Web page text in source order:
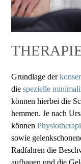
Grundlage der
die spezielle
können hierbei die
hemmen. Je nach
können
sowie
Radfahren die
aufbauen und die